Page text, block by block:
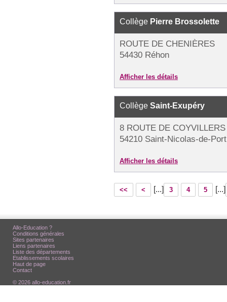
Collège Pierre Brossolette
ROUTE DE CHENIÈRES
54430 Réhon
Afficher les détails
Collège Saint-Exupéry
8 ROUTE DE COYVILLERS
54210 Saint-Nicolas-de-Port
Afficher les détails
<< < [...] 3 4 5 [...]
Allo-Education ?
Conditions générales
Sites partenaires
Liens partenaires
Liste des départements
Etablissements scolaires
Haut de page
Contact
© 2026 allo-education.fr